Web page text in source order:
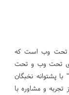
تحت وب است که
تحت وب و تحت
سیستم " با پشتوانه نخبگان
و مشاوره با